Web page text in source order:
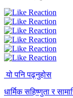
यो पनि पढ्नुहोस
धार्मिक सहिष्णुता र